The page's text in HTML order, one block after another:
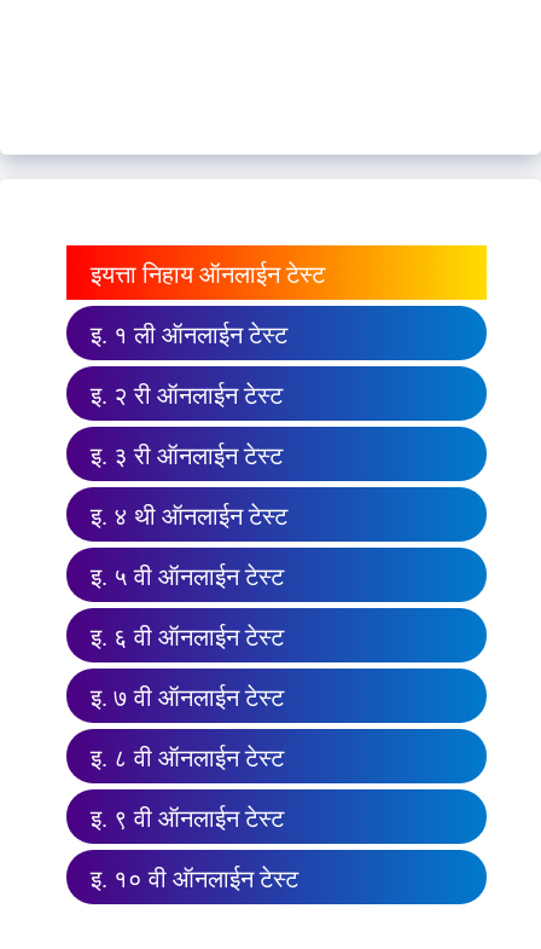
इयत्ता निहाय ऑनलाईन टेस्ट
इ. १ ली ऑनलाईन टेस्ट
इ. २ री ऑनलाईन टेस्ट
इ. ३ री ऑनलाईन टेस्ट
इ. ४ थी ऑनलाईन टेस्ट
इ. ५ वी ऑनलाईन टेस्ट
इ. ६ वी ऑनलाईन टेस्ट
इ. ७ वी ऑनलाईन टेस्ट
इ. ८ वी ऑनलाईन टेस्ट
इ. ९ वी ऑनलाईन टेस्ट
इ. १० वी ऑनलाईन टेस्ट